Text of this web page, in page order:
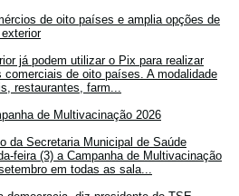
de oito países e amplia opções de
já podem utilizar o Pix para realizar
de oito países. A modalidade
restaurantes, farm...
de Multivacinação 2026
da Secretaria Municipal de Saúde
feira (3) a Campanha de Multivacinação
em todas as sala...